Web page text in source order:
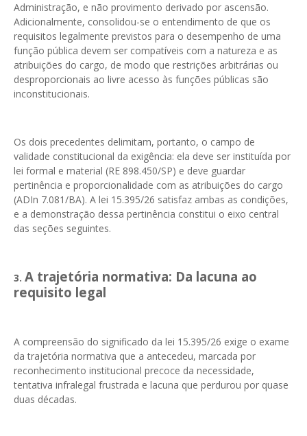
Administração, e não provimento derivado por ascensão.
Adicionalmente, consolidou-se o entendimento de que os
requisitos legalmente previstos para o desempenho de uma
função pública devem ser compatíveis com a natureza e as
atribuições do cargo, de modo que restrições arbitrárias ou
desproporcionais ao livre acesso às funções públicas são
inconstitucionais.
Os dois precedentes delimitam, portanto, o campo de
validade constitucional da exigência: ela deve ser instituída por
lei formal e material (RE 898.450/SP) e deve guardar
pertinência e proporcionalidade com as atribuições do cargo
(ADIn 7.081/BA). A lei 15.395/26 satisfaz ambas as condições,
e a demonstração dessa pertinência constitui o eixo central
das seções seguintes.
3. A trajetória normativa: Da lacuna ao
requisito legal
A compreensão do significado da lei 15.395/26 exige o exame
da trajetória normativa que a antecedeu, marcada por
reconhecimento institucional precoce da necessidade,
tentativa infralegal frustrada e lacuna que perdurou por quase
duas décadas.